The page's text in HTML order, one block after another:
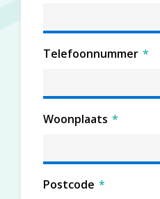
Telefoonnummer *
Woonplaats *
Postcode *